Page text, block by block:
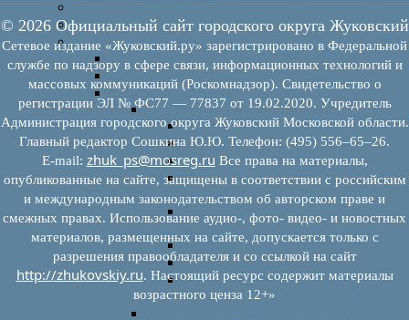
Новости МСП
Поддержка МСП
Поддержка МСП
Финансовая поддержка
Имущественная поддержка
Нормативно-правовые акты
Федеральное законодательство
Региональное законодательство
Порядок формирования и ведения
Порядок предоставления имущества из
перечней
Нормативные правовые акты по
перечней
Административные регламенты
Программы по развитию МСП
Нормативные правовые акты по
мерам поддержки субъектов МСП
© 2026 Официальный сайт городского округа Жуковский
Сетевое издание «Жуковский.ру» зарегистрировано в Федеральной
службе по надзору в сфере связи, информационных технологий и
массовых коммуникаций (Роскомнадзор). Свидетельство о
регистрации ЭЛ № ФС77 — 77837 от 19.02.2020. Учредитель
Администрация городского округа Жуковский Московской области.
Главный редактор Сошкина Ю.Ю. Телефон: (495) 556–65–26.
E‑mail: zhuk_ps@mosreg.ru Все права на материалы,
опубликованные на сайте, защищены в соответствии с российским
и международным законодательством об авторском праве и
смежных правах. Использование аудио-, фото- видео- и новостных
материалов, размещенных на сайте, допускается только с
разрешения правообладателя и со ссылкой на сайт
http://zhukovskiy.ru. Настоящий ресурс содержит материалы
возрастного ценза 12+»